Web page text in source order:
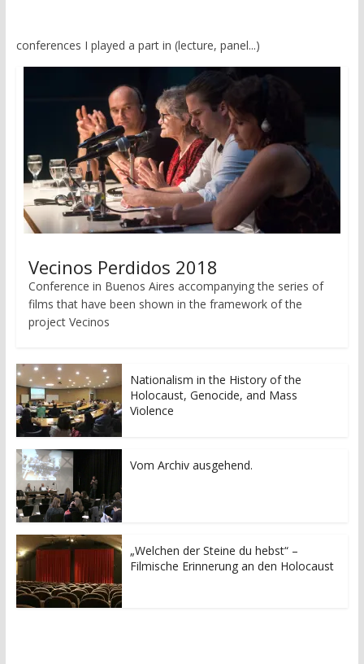
conferences I played a part in (lecture, panel...)
Vecinos Perdidos 2018
Conference in Buenos Aires accompanying the series of
films that have been shown in the framework of the
project Vecinos
Nationalism in the History of the
Holocaust, Genocide, and Mass
Violence
Vom Archiv ausgehend.
„Welchen der Steine du hebst“ –
Filmische Erinnerung an den Holocaust